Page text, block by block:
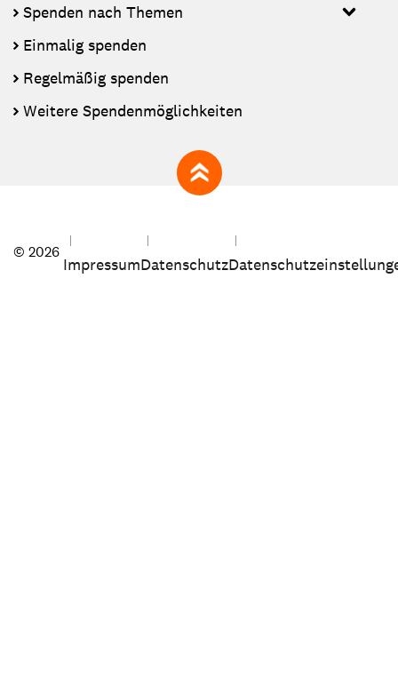
Spenden nach Themen
Einmalig spenden
Regelmäßig spenden
Weitere Spendenmöglichkeiten
zum Seitenanfang
© 2026
ImpressumDatenschutz